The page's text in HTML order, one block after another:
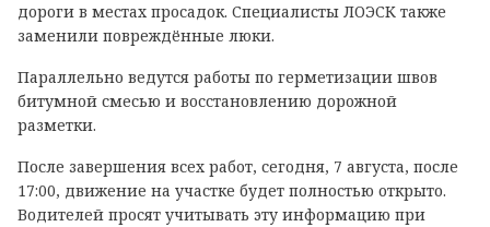
дороги в местах просадок. Специалисты ЛОЭСК также
заменили повреждённые люки.
Параллельно ведутся работы по герметизации швов
битумной смесью и восстановлению дорожной
разметки.
После завершения всех работ, сегодня, 7 августа, после
17:00, движение на участке будет полностью открыто.
Водителей просят учитывать эту информацию при